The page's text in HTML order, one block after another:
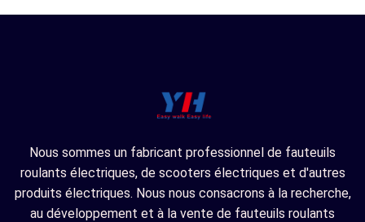
Nous sommes un fabricant professionnel de fauteuils
roulants électriques, de scooters électriques et d'autres
produits électriques. Nous nous consacrons à la recherche,
au développement et à la vente de fauteuils roulants